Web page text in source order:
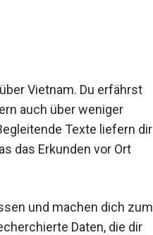
Vietnam. Du erfährst
auch über weniger
Texte liefern dir
das Erkunden vor Ort
und machen dich zum
Daten, die dir